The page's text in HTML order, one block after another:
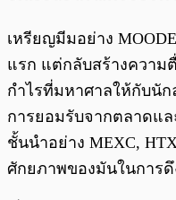
เหรียญมีมอย่าง
แรก แต่กลับสร้างความ
กำไรที่มหาศาลให้กับนั
การยอมรับจากตลาดแ
ชั้นนำอย่าง MEXC,
ศักยภาพของมันในการ